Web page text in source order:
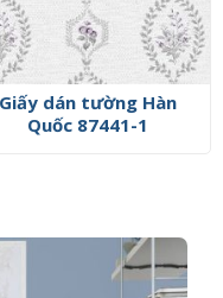
Giấy dán tường Hàn
Quốc 87441-1